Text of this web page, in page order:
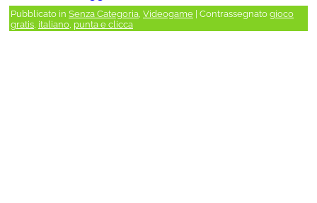
Pubblicato in Senza Categoria, Videogame Contrassegnato gioco
gratis, italiano, punta e clicca